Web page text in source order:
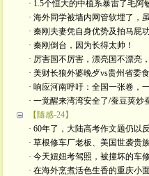
· 1.5个恒大的中植系暴雷了毛阿
· 海外同学被墙内网管软埋了，
· 秦刚夫妻凭自身优势及拍马屁
· 秦刚倒台，因为长得太帅！
· 厉害国不厉害，漂亮国不漂亮
· 美财长狼外婆晚歺vs贵州省委
· 响应河南呼吁：全国一张卷，
· 一觉醒来湾湾安全了/蚕豆荚炒
【隨感-24】
· 60年了，大陆高考作文题仍以
· 草根修车厂老板、美国世袭贵
· 今天妞妞考驾照，被撞坏的车
· 在海外烹煮活色生香的重庆小